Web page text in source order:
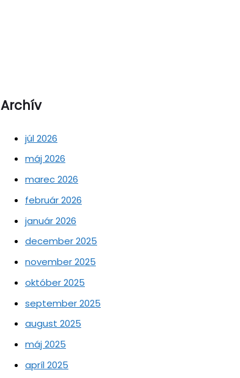
Archív
júl 2026
máj 2026
marec 2026
február 2026
január 2026
december 2025
november 2025
október 2025
september 2025
august 2025
máj 2025
apríl 2025